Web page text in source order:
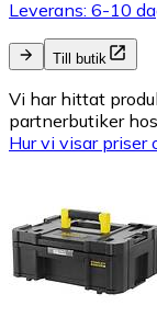
Leverans: 6-10
Till butik
Vi har hittat
partnerbutiker
Hur vi visar priser